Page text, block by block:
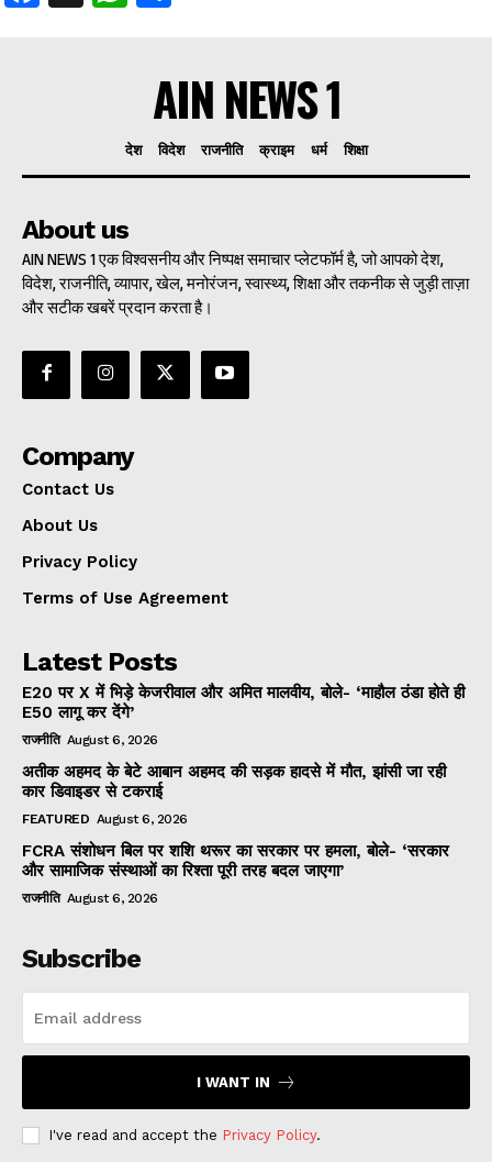
AIN NEWS 1
देश विदेश राजनीति क्राइम धर्म शिक्षा
About us
AIN NEWS 1 एक विश्वसनीय और निष्पक्ष समाचार प्लेटफॉर्म है, जो आपको देश,
विदेश, राजनीति, व्यापार, खेल, मनोरंजन, स्वास्थ्य, शिक्षा और तकनीक से जुड़ी ताज़ा
और सटीक खबरें प्रदान करता है।
Company
Contact Us
About Us
Privacy Policy
Terms of Use Agreement
Latest Posts
E20 पर X में भिड़े केजरीवाल और अमित मालवीय, बोले- ‘माहौल ठंडा होते ही
E50 लागू कर देंगे’
राजनीति August 6, 2026
अतीक अहमद के बेटे आबान अहमद की सड़क हादसे में मौत, झांसी जा रही
कार डिवाइडर से टकराई
FEATURED August 6, 2026
FCRA संशोधन बिल पर शशि थरूर का सरकार पर हमला, बोले- ‘सरकार
और सामाजिक संस्थाओं का रिश्ता पूरी तरह बदल जाएगा’
राजनीति August 6, 2026
Subscribe
I WANT IN
I've read and accept the Privacy Policy.